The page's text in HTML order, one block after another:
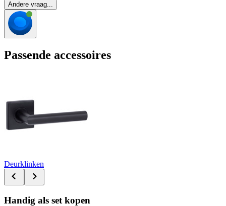
Andere vraag...
Passende accessoires
Deurklinken
Handig als set kopen